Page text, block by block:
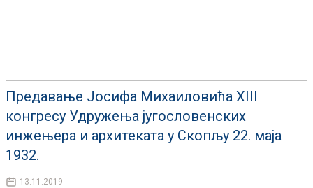
Предавање Јосифа Михаиловића XIII
конгресу Удружења југословенских
инжењера и архитеката у Скопљу 22. маја
1932.
13.11.2019